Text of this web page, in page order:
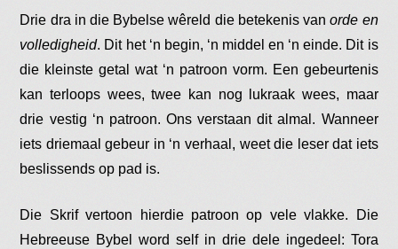
Drie dra in die Bybelse wêreld die betekenis vanorde en
volledigheid. Dit het ‘n begin, ‘n middel en ‘n einde. Dit is
die kleinste getal wat ‘n patroon vorm. Een gebeurtenis
kan terloops wees, twee kan nog lukraak wees, maar
drie vestig ‘n patroon. Ons verstaan dit almal. Wanneer
iets driemaal gebeur in ‘n verhaal, weet die leser dat iets
beslissends op pad is.
Die Skrif vertoon hierdie patroon op vele vlakke. Die
Hebreeuse Bybel word self in drie dele ingedeel: Tora